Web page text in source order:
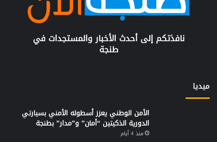
نافذتكم إلى أحدث الأخبار والمستجدات في
طنجة
ميديا
الأمن الوطني يعزز أسطوله الأمني بسيارتي
الدورية الذكيتين “أمان” و”مدار” بطنجة
منذ 4 أيام